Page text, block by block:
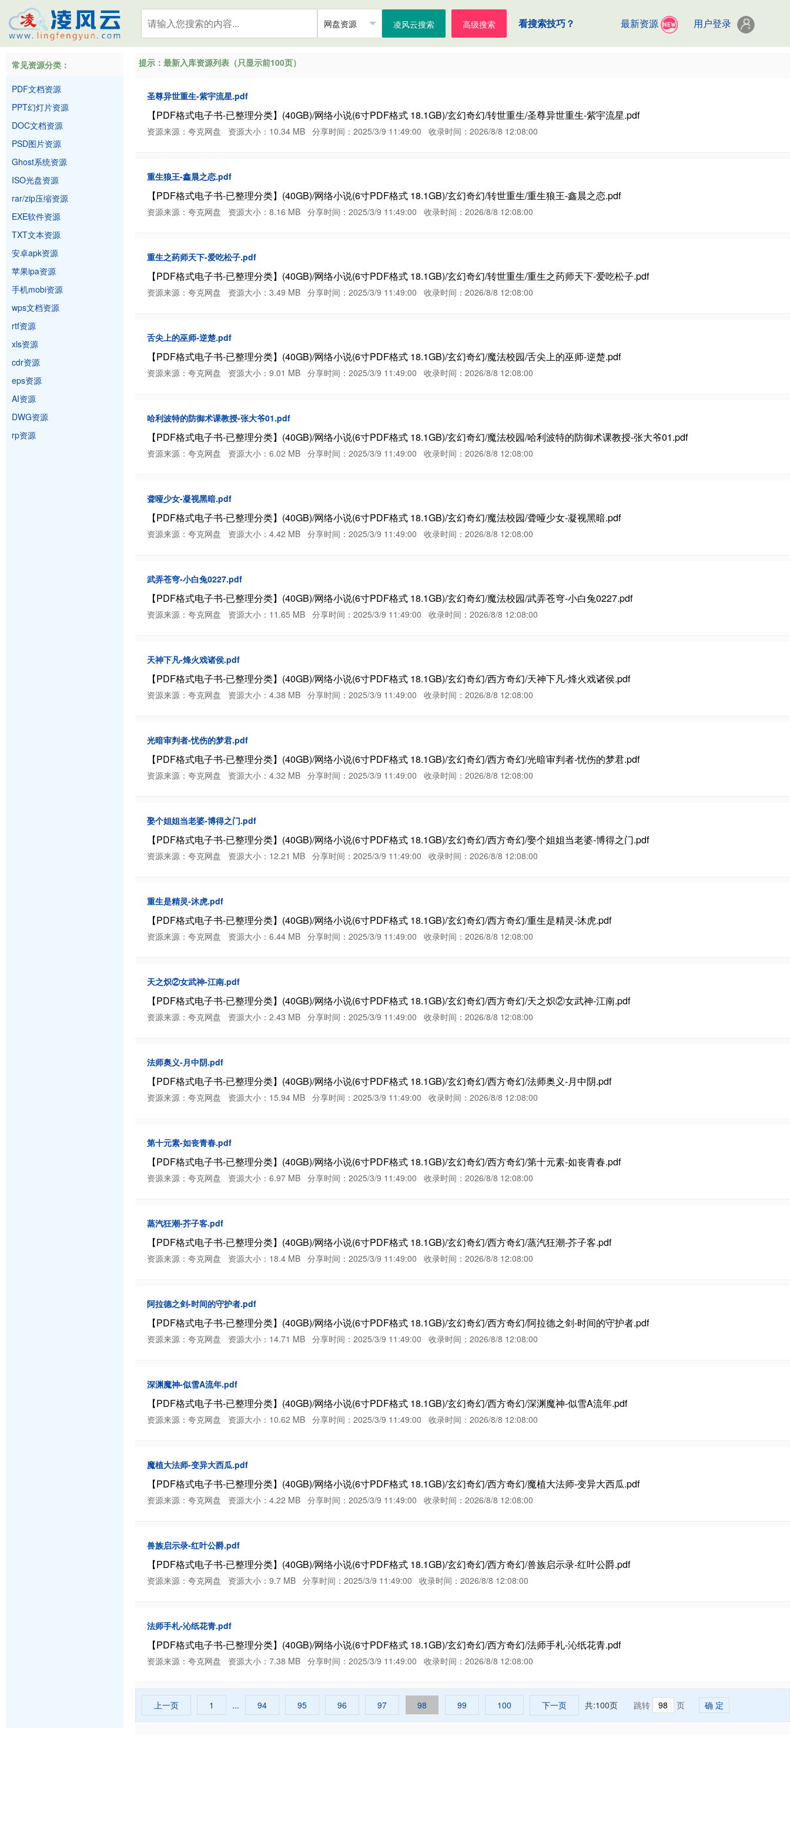
凌风云搜索 高级搜索 看搜索技巧？ 最新资源 用户登录
常见资源分类：
PDF文档资源
PPT幻灯片资源
DOC文档资源
PSD图片资源
Ghost系统资源
ISO光盘资源
rar/zip压缩资源
EXE软件资源
TXT文本资源
安卓apk资源
苹果ipa资源
手机mobi资源
wps文档资源
rtf资源
xls资源
cdr资源
eps资源
AI资源
DWG资源
rp资源
提示：最新入库资源列表（只显示前100页）
圣尊异世重生-紫宇流星.pdf
【PDF格式电子书-已整理分类】(40GB)/网络小说(6寸PDF格式 18.1GB)/玄幻奇幻/转世重生/圣尊异世重生-紫宇流星.pdf
资源来源：夸克网盘 资源大小：10.34 MB 分享时间：2025/3/9 11:49:00 收录时间：2026/8/8 12:08:00
重生狼王-鑫晨之恋.pdf
【PDF格式电子书-已整理分类】(40GB)/网络小说(6寸PDF格式 18.1GB)/玄幻奇幻/转世重生/重生狼王-鑫晨之恋.pdf
资源来源：夸克网盘 资源大小：8.16 MB 分享时间：2025/3/9 11:49:00 收录时间：2026/8/8 12:08:00
重生之药师天下-爱吃松子.pdf
【PDF格式电子书-已整理分类】(40GB)/网络小说(6寸PDF格式 18.1GB)/玄幻奇幻/转世重生/重生之药师天下-爱吃松子.pdf
资源来源：夸克网盘 资源大小：3.49 MB 分享时间：2025/3/9 11:49:00 收录时间：2026/8/8 12:08:00
舌尖上的巫师-逆楚.pdf
【PDF格式电子书-已整理分类】(40GB)/网络小说(6寸PDF格式 18.1GB)/玄幻奇幻/魔法校园/舌尖上的巫师-逆楚.pdf
资源来源：夸克网盘 资源大小：9.01 MB 分享时间：2025/3/9 11:49:00 收录时间：2026/8/8 12:08:00
哈利波特的防御术课教授-张大爷01.pdf
【PDF格式电子书-已整理分类】(40GB)/网络小说(6寸PDF格式 18.1GB)/玄幻奇幻/魔法校园/哈利波特的防御术课教授-张大爷01.pdf
资源来源：夸克网盘 资源大小：6.02 MB 分享时间：2025/3/9 11:49:00 收录时间：2026/8/8 12:08:00
聋哑少女-凝视黑暗.pdf
【PDF格式电子书-已整理分类】(40GB)/网络小说(6寸PDF格式 18.1GB)/玄幻奇幻/魔法校园/聋哑少女-凝视黑暗.pdf
资源来源：夸克网盘 资源大小：4.42 MB 分享时间：2025/3/9 11:49:00 收录时间：2026/8/8 12:08:00
武弄苍穹-小白兔0227.pdf
【PDF格式电子书-已整理分类】(40GB)/网络小说(6寸PDF格式 18.1GB)/玄幻奇幻/魔法校园/武弄苍穹-小白兔0227.pdf
资源来源：夸克网盘 资源大小：11.65 MB 分享时间：2025/3/9 11:49:00 收录时间：2026/8/8 12:08:00
天神下凡-烽火戏诸侯.pdf
【PDF格式电子书-已整理分类】(40GB)/网络小说(6寸PDF格式 18.1GB)/玄幻奇幻/西方奇幻/天神下凡-烽火戏诸侯.pdf
资源来源：夸克网盘 资源大小：4.38 MB 分享时间：2025/3/9 11:49:00 收录时间：2026/8/8 12:08:00
光暗审判者-忧伤的梦君.pdf
【PDF格式电子书-已整理分类】(40GB)/网络小说(6寸PDF格式 18.1GB)/玄幻奇幻/西方奇幻/光暗审判者-忧伤的梦君.pdf
资源来源：夸克网盘 资源大小：4.32 MB 分享时间：2025/3/9 11:49:00 收录时间：2026/8/8 12:08:00
娶个姐姐当老婆-博得之门.pdf
【PDF格式电子书-已整理分类】(40GB)/网络小说(6寸PDF格式 18.1GB)/玄幻奇幻/西方奇幻/娶个姐姐当老婆-博得之门.pdf
资源来源：夸克网盘 资源大小：12.21 MB 分享时间：2025/3/9 11:49:00 收录时间：2026/8/8 12:08:00
重生是精灵-沐虎.pdf
【PDF格式电子书-已整理分类】(40GB)/网络小说(6寸PDF格式 18.1GB)/玄幻奇幻/西方奇幻/重生是精灵-沐虎.pdf
资源来源：夸克网盘 资源大小：6.44 MB 分享时间：2025/3/9 11:49:00 收录时间：2026/8/8 12:08:00
天之炽②女武神-江南.pdf
【PDF格式电子书-已整理分类】(40GB)/网络小说(6寸PDF格式 18.1GB)/玄幻奇幻/西方奇幻/天之炽②女武神-江南.pdf
资源来源：夸克网盘 资源大小：2.43 MB 分享时间：2025/3/9 11:49:00 收录时间：2026/8/8 12:08:00
法师奥义-月中阴.pdf
【PDF格式电子书-已整理分类】(40GB)/网络小说(6寸PDF格式 18.1GB)/玄幻奇幻/西方奇幻/法师奥义-月中阴.pdf
资源来源：夸克网盘 资源大小：15.94 MB 分享时间：2025/3/9 11:49:00 收录时间：2026/8/8 12:08:00
第十元素-如丧青春.pdf
【PDF格式电子书-已整理分类】(40GB)/网络小说(6寸PDF格式 18.1GB)/玄幻奇幻/西方奇幻/第十元素-如丧青春.pdf
资源来源：夸克网盘 资源大小：6.97 MB 分享时间：2025/3/9 11:49:00 收录时间：2026/8/8 12:08:00
蒸汽狂潮-芥子客.pdf
【PDF格式电子书-已整理分类】(40GB)/网络小说(6寸PDF格式 18.1GB)/玄幻奇幻/西方奇幻/蒸汽狂潮-芥子客.pdf
资源来源：夸克网盘 资源大小：18.4 MB 分享时间：2025/3/9 11:49:00 收录时间：2026/8/8 12:08:00
阿拉德之剑-时间的守护者.pdf
【PDF格式电子书-已整理分类】(40GB)/网络小说(6寸PDF格式 18.1GB)/玄幻奇幻/西方奇幻/阿拉德之剑-时间的守护者.pdf
资源来源：夸克网盘 资源大小：14.71 MB 分享时间：2025/3/9 11:49:00 收录时间：2026/8/8 12:08:00
深渊魔神-似雪A流年.pdf
【PDF格式电子书-已整理分类】(40GB)/网络小说(6寸PDF格式 18.1GB)/玄幻奇幻/西方奇幻/深渊魔神-似雪A流年.pdf
资源来源：夸克网盘 资源大小：10.62 MB 分享时间：2025/3/9 11:49:00 收录时间：2026/8/8 12:08:00
魔植大法师-变异大西瓜.pdf
【PDF格式电子书-已整理分类】(40GB)/网络小说(6寸PDF格式 18.1GB)/玄幻奇幻/西方奇幻/魔植大法师-变异大西瓜.pdf
资源来源：夸克网盘 资源大小：4.22 MB 分享时间：2025/3/9 11:49:00 收录时间：2026/8/8 12:08:00
兽族启示录-红叶公爵.pdf
【PDF格式电子书-已整理分类】(40GB)/网络小说(6寸PDF格式 18.1GB)/玄幻奇幻/西方奇幻/兽族启示录-红叶公爵.pdf
资源来源：夸克网盘 资源大小：9.7 MB 分享时间：2025/3/9 11:49:00 收录时间：2026/8/8 12:08:00
法师手札-沁纸花青.pdf
【PDF格式电子书-已整理分类】(40GB)/网络小说(6寸PDF格式 18.1GB)/玄幻奇幻/西方奇幻/法师手札-沁纸花青.pdf
资源来源：夸克网盘 资源大小：7.38 MB 分享时间：2025/3/9 11:49:00 收录时间：2026/8/8 12:08:00
上一页 1 ... 94 95 96 97 98 99 100 下一页 共:100页 跳转 页 确 定